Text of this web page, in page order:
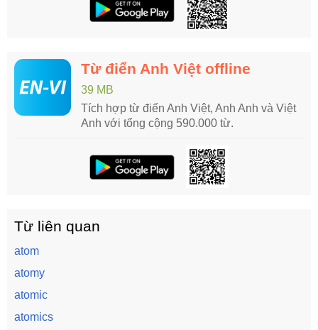
Từ điển Anh Việt offline
39 MB
Tích hợp từ điển Anh Việt, Anh Anh và Việt
Anh với tổng cộng 590.000 từ.
Từ liên quan
atom
atomy
atomic
atomics